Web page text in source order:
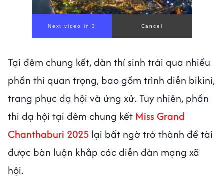
Next video in 1 Cancel
Tại đêm chung kết, dàn thí sinh trải qua nhiều
phần thi quan trọng, bao gồm trình diễn bikini,
trang phục dạ hội và ứng xử. Tuy nhiên, phần
thi dạ hội tại đêm chung kết Miss Grand
Chanthaburi 2025 lại bất ngờ trở thành đề tài
được bàn luận khắp các diễn đàn mạng xã
hội.